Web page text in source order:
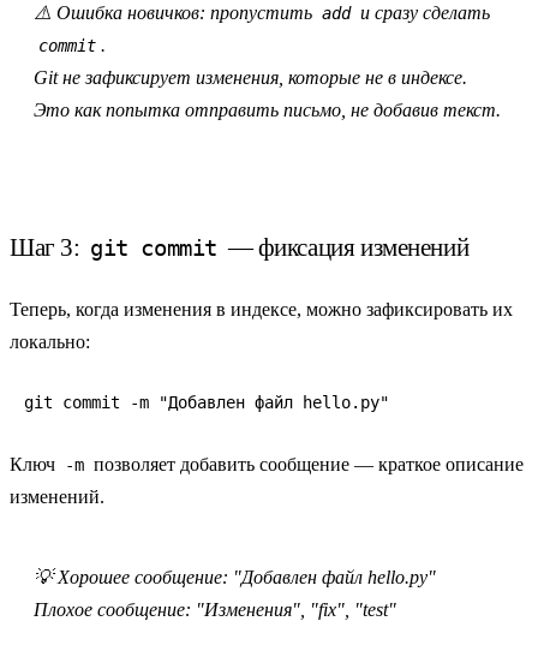
⚠️ Ошибка новичков: пропустить add и сразу сделать
commit .
Git не зафиксирует изменения, которые не в индексе.
Это как попытка отправить письмо, не добавив текст.
Шаг 3: git commit — фиксация изменений
Теперь, когда изменения в индексе, можно зафиксировать их
локально:
git commit -m "Добавлен файл hello.py"
Ключ -m позволяет добавить сообщение — краткое описание
изменений.
💡 Хорошее сообщение: "Добавлен файл hello.py"
Плохое сообщение: "Изменения", "fix", "test"